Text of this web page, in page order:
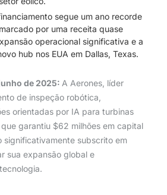
segue um ano recorde
por uma receita quase
operacional significativa e a
hub nos EUA em Dallas, Texas.
de 2025: A Aerones, líder
de inspeção robótica,
orientadas por IA para turbinas
garantiu $62 milhões em capital
significativamente subscrito em
sua expansão global e